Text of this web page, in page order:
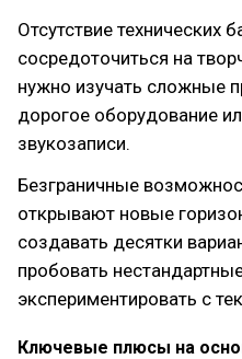
Отсутствие технических
сосредоточиться на
нужно изучать сложные
дорогое оборудование
звукозаписи.
Безграничные
открывают новые
создавать десятки
пробовать
экспериментировать с
Ключевые плюсы на